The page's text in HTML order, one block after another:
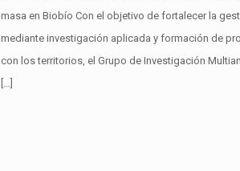
masa en Biobío Con el objetivo de fortalecer la
mediante investigación aplicada y formación de
con los territorios, el Grupo de Investigación
[…]